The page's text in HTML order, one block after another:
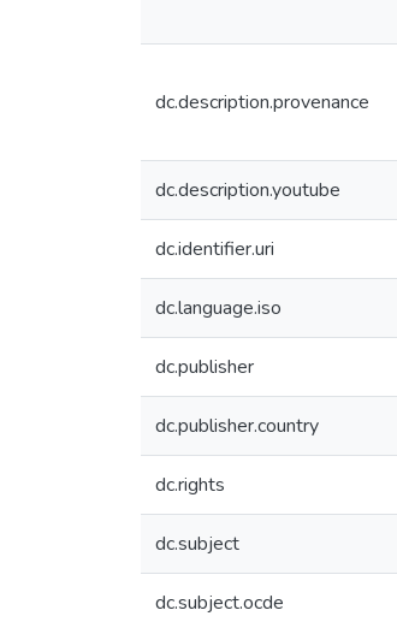
dc.description.provenance
dc.description.youtube
dc.identifier.uri
dc.language.iso
dc.publisher
dc.publisher.country
dc.rights
dc.subject
dc.subject.ocde